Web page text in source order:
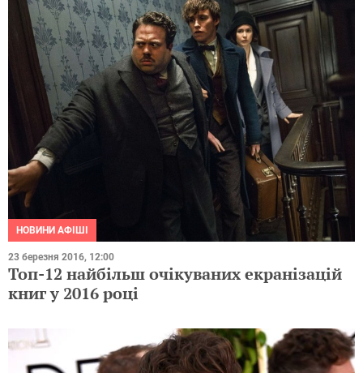
НОВИНИ АФІШІ
23 березня 2016, 12:00
Топ-12 найбільш очікуваних екранізацій
книг у 2016 році